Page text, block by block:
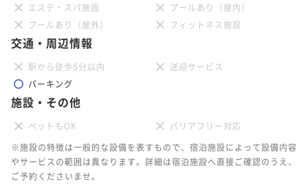
エステ・スパ施設
プールあり（屋内）
プールあり（屋外）
フィットネス施設
交通・周辺情報
駅から徒歩5分以内
送迎サービス
パーキング
施設・その他
ペットもOK
バリアフリー対応
※施設の特徴は一般的な設備を表すもので、宿泊施設によって設備内容
やサービスの範囲は異なります。詳細は宿泊施設へ直接ご確認のうえ、
ご予約くださいませ。